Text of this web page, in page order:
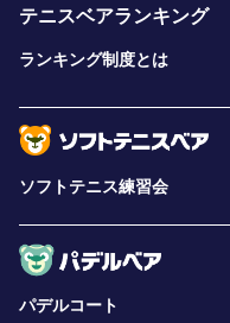
テニスベアランキング
ランキング制度とは
ソフトテニス練習会
パデルコート